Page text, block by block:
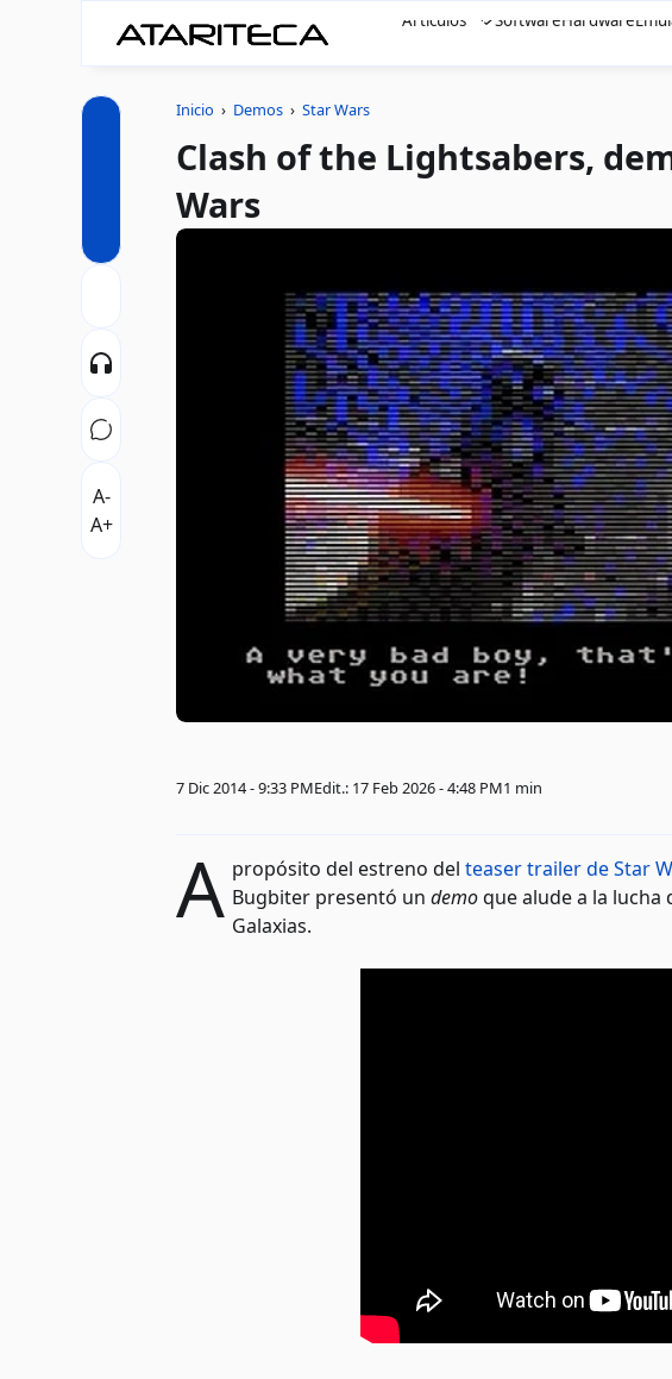
Artículos SoftwareHardware
Inicio › Demos › Star Wars
Clash of the Lightsabers,
Wars
7 Dic 2014 - 9:33 PMEdit.: 17 Feb 2026 - 4:48 PM1 min
A propósito del estreno delteaser trailer de Star
Bugbiter presentó undemoque alude a la lucha
Galaxias.